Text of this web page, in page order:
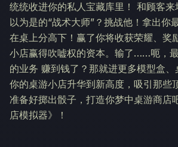
统统收进你的私人宝藏库里！ 和顾客
以为是的“战术大师”？挑战他！拿出你
在桌上分高下！赢了你将收获荣耀、奖
小店赢得吹嘘权的资本。输了……呃，
的业务 赚到钱了？那就进更多模型盒
你的桌游小店升华到新高度，吸引那些
准备好掷出骰子，打造你梦中桌游商店
店模拟器》！